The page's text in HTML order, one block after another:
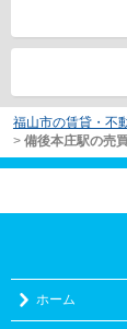
福山市の賃貸・不
> 備後本庄駅の売
ホーム